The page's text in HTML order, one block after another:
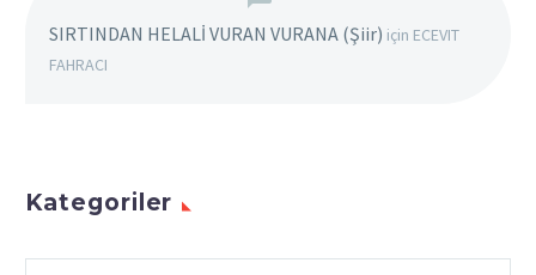
SIRTINDAN HELALİ VURAN VURANA (Şiir) için ECEVIT
FAHRACI
Kategoriler